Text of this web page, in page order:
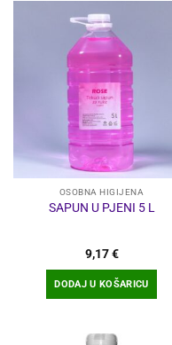
OSOBNA HIGIJENA
SAPUN U PJENI 5 L
9,17€
DODAJ U KOŠARICU